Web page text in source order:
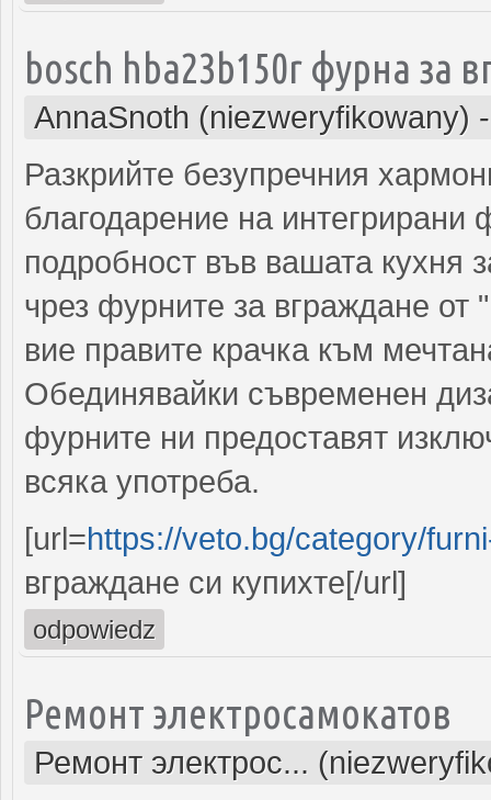
bosch hba23b150r фурна за
AnnaSnoth (niezweryfikowany)
Разкрийте безупречния
благодарение на интегрирани
подробност във вашата кухня
чрез фурните за вграждане от
вие правите крачка към
Обединявайки съвременен
фурните ни предоставят
всяка употреба.
[url=https://veto.bg/category/
вграждане си купихте[/url]
odpowiedz
Ремонт электросамокатов
Ремонт электрос...